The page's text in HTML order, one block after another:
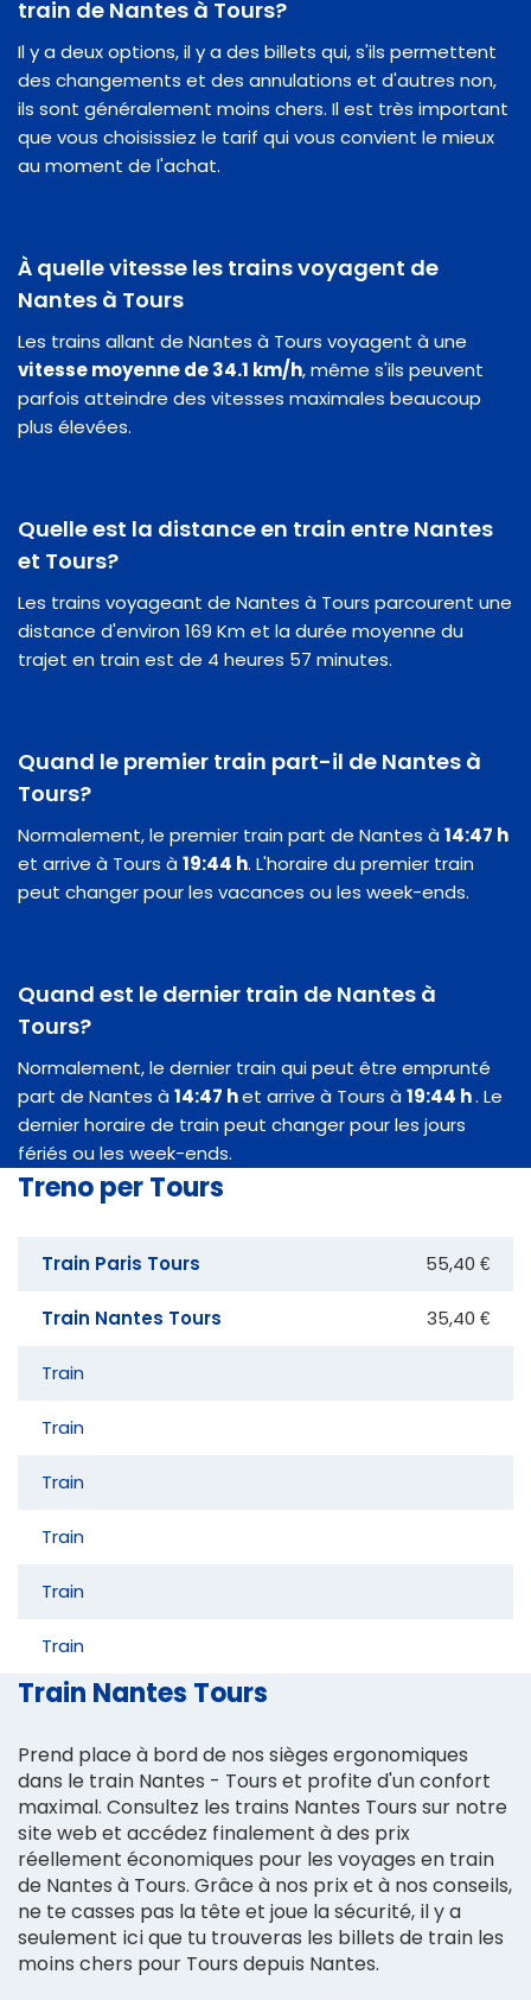
train de Nantes à Tours?
Il y a deux options, il y a des billets qui, s'ils permettent
des changements et des annulations et d'autres non,
ils sont généralement moins chers. Il est très important
que vous choisissiez le tarif qui vous convient le mieux
au moment de l'achat.
À quelle vitesse les trains voyagent de
Nantes à Tours
Les trains allant de Nantes à Tours voyagent à une
vitesse moyenne de 34.1 km/h, même s'ils peuvent
parfois atteindre des vitesses maximales beaucoup
plus élevées.
Quelle est la distance en train entre Nantes
et Tours?
Les trains voyageant de Nantes à Tours parcourent une
distance d'environ 169 Km et la durée moyenne du
trajet en train est de 4 heures 57 minutes.
Quand le premier train part-il de Nantes à
Tours?
Normalement, le premier train part de Nantes à14:47 h
et arrive à Tours à19:44 h. L'horaire du premier train
peut changer pour les vacances ou les week-ends.
Quand est le dernier train de Nantes à
Tours?
Normalement, le dernier train qui peut être emprunté
part de Nantes à14:47 het arrive à Tours à19:44 h. Le
dernier horaire de train peut changer pour les jours
fériés ou les week-ends.
Treno per Tours
Train Paris Tours 55,40 €
Train Nantes Tours 35,40 €
Train
Train
Train
Train
Train
Train
Train Nantes Tours
Prend place à bord de nos sièges ergonomiques
dans le train Nantes - Tours et profite d'un confort
maximal. Consultez les trains Nantes Tours sur notre
site web et accédez finalement à des prix
réellement économiques pour les voyages en train
de Nantes à Tours. Grâce à nos prix et à nos conseils,
ne te casses pas la tête et joue la sécurité, il y a
seulement ici que tu trouveras les billets de train les
moins chers pour Tours depuis Nantes.